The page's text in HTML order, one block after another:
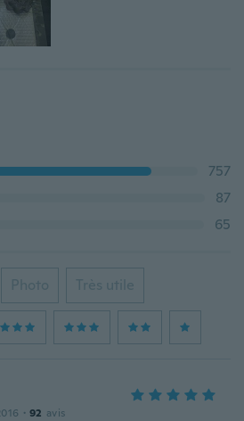
757
87
65
Photo Très utile
· 92 avis